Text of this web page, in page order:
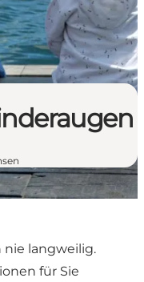
nie langweilig.
für Sie